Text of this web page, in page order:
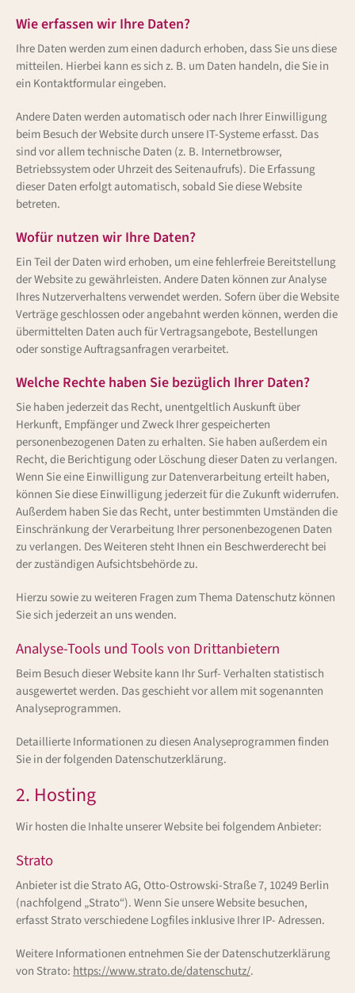
Wie erfassen wir Ihre Daten?
Ihre Daten werden zum einen dadurch erhoben, dass Sie uns diese
mitteilen. Hierbei kann es sich z. B. um Daten handeln, die Sie in
ein Kontaktformular eingeben.
Andere Daten werden automatisch oder nach Ihrer Einwilligung
beim Besuch der Website durch unsere IT-Systeme erfasst. Das
sind vor allem technische Daten (z. B. Internetbrowser,
Betriebssystem oder Uhrzeit des Seitenaufrufs). Die Erfassung
dieser Daten erfolgt automatisch, sobald Sie diese Website
betreten.
Wofür nutzen wir Ihre Daten?
Ein Teil der Daten wird erhoben, um eine fehlerfreie Bereitstellung
der Website zu gewährleisten. Andere Daten können zur Analyse
Ihres Nutzerverhaltens verwendet werden. Sofern über die Website
Verträge geschlossen oder angebahnt werden können, werden die
übermittelten Daten auch für Vertragsangebote, Bestellungen
oder sonstige Auftragsanfragen verarbeitet.
Welche Rechte haben Sie bezüglich Ihrer Daten?
Sie haben jederzeit das Recht, unentgeltlich Auskunft über
Herkunft, Empfänger und Zweck Ihrer gespeicherten
personenbezogenen Daten zu erhalten. Sie haben außerdem ein
Recht, die Berichtigung oder Löschung dieser Daten zu verlangen.
Wenn Sie eine Einwilligung zur Datenverarbeitung erteilt haben,
können Sie diese Einwilligung jederzeit für die Zukunft widerrufen.
Außerdem haben Sie das Recht, unter bestimmten Umständen die
Einschränkung der Verarbeitung Ihrer personenbezogenen Daten
zu verlangen. Des Weiteren steht Ihnen ein Beschwerderecht bei
der zuständigen Aufsichtsbehörde zu.
Hierzu sowie zu weiteren Fragen zum Thema Datenschutz können
Sie sich jederzeit an uns wenden.
Analyse-Tools und Tools von Dritt­anbietern
Beim Besuch dieser Website kann Ihr Surf- Verhalten statistisch
ausgewertet werden. Das geschieht vor allem mit sogenannten
Analyseprogrammen.
Detaillierte Informationen zu diesen Analyseprogrammen finden
Sie in der folgenden Datenschutzerklärung.
2. Hosting
Wir hosten die Inhalte unserer Website bei folgendem Anbieter:
Strato
Anbieter ist die Strato AG, Otto-Ostrowski-Straße 7, 10249 Berlin
(nachfolgend „Strato“). Wenn Sie unsere Website besuchen,
erfasst Strato verschiedene Logfiles inklusive Ihrer IP- Adressen.
Weitere Informationen entnehmen Sie der Datenschutzerklärung
von Strato: https://www.strato.de/datenschutz/.